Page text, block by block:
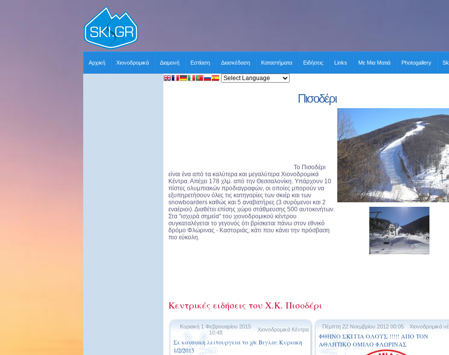
Αρχική Χιονοδρομικά Διαμονή Εστίαση Διασκέδαση Καταστήματα Ειδήσεις Links Με Μια Ματιά Photogallery
Πισοδέρι
Το Πισοδέρι
είναι ένα από τα καλύτερα και μεγαλύτερα Χιονοδρομικά
Κέντρα. Απέχει 178 χλμ. από την Θεσσαλονίκη. Υπάρχουν 10
πίστες ολυμπιακών προδιαγραφών, οι οποίες μπορούν να
εξυπηρετήσουν όλες τις κατηγορίες των σκιέρ και των
snowboarders καθώς και 5 αναβατήρες (3 συρόμενοι και 2
εναέριοι). Διαθέτει επίσης χώρο στάθμευσης 500 αυτοκινήτων.
Στα "ισχυρά σημεία" του χιονοδρομικού κέντρου
συγκαταλέγεται το γεγονός ότι βρίσκεται πάνω στον εθνικό
δρόμο Φλώρινας - Καστοριάς, κάτι που κάνει την πρόσβαση
πιο εύκολη.
Κεντρικές ειδήσεις του Χ.Κ. Πισοδέρι
Κυριακή 1 Φεβρουαρίου 2015
10:48
Χιονοδρομικά Κέντρα
Σε κανονικη λειτουργεια το χ/κ Βιγλας Κυριακη
1/2/2015
Πέμπτη 22 Νοεμβρίου 2012 00:05 Χιονοδρομικά
ΦΘΗΝΟ ΣΚΙ ΓΙΑ ΟΛΟΥΣ !!!!! ΑΠΟ ΤΟΝ
ΑΘΛΗΤΙΚΟ ΟΜΙΛΟ ΦΛΩΡΙΝΑΣ